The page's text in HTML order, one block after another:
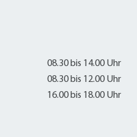
08.30 bis 14.00 Uhr
08.30 bis 12.00 Uhr
16.00 bis 18.00 Uhr